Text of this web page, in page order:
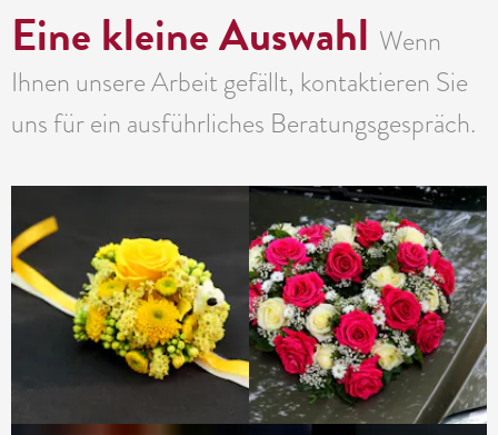
Eine kleine Auswahl Wenn
Ihnen unsere Arbeit gefällt, kontaktieren Sie
uns für ein ausführliches Beratungsgespräch.